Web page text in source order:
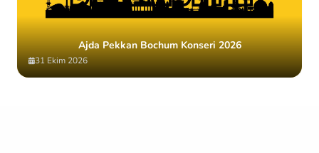
Ajda Pekkan Bochum Konseri 2026
31 Ekim 2026